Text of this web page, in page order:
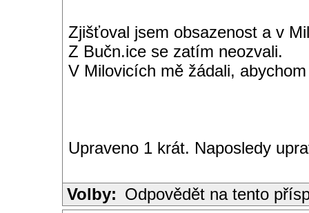
Zjišťoval jsem obsazenost a v
Z Bučn.ice se zatím neozvali.
V Milovicích mě žádali,
Upraveno 1 krát. Naposledy
Volby: Odpovědět na tento